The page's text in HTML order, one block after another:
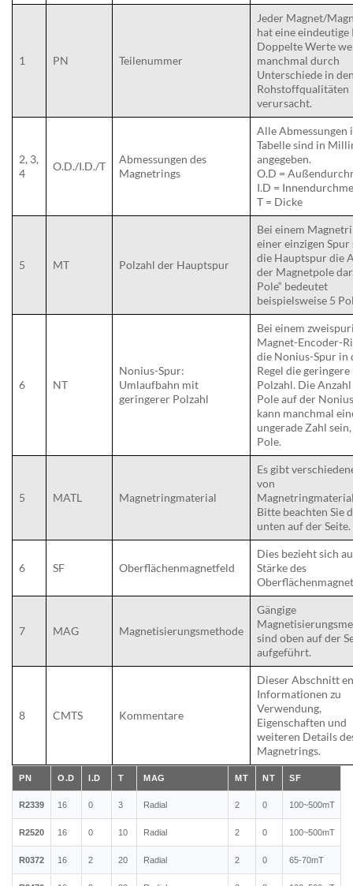
1 PN Teilenummer
Jeder Magnet/
hat eine eindeutige
Doppelte Werte
manchmal durch
Unterschiede in
Rohstoffqualitäten
verursacht.
2, 3,
4
O.D./I.D./T
Abmessungen des
Magnetrings
Alle Abmessungen
Tabelle sind in
angegeben.
O.D =
I.D =
T = Dicke
5 MT Polzahl der Hauptspur
Bei einem
einer einzigen
die Hauptspur die
der Magnetpole
Pole“ bedeutet
beispielsweise 5
6 NT
Nonius-Spur:
Umlaufbahn mit
geringerer Polzahl
Bei einem
Magnet-Encoder-
die Nonius-Spur in
Regel die geringere
Polzahl. Die
Pole auf der
kann manchmal
ungerade Zahl sein,
Pole.
5 MATL Magnetringmaterial
Es gibt
von
Bitte beachten Sie
unten auf der Seite.
6 SF Oberflächenmagnetfeld
Dies bezieht sich
Stärke des
7 MAG Magnetisierungsmethode
Gängige
sind oben auf der
aufgeführt.
8 CMTS Kommentare
Dieser Abschnitt
Informationen zu
Verwendung,
Eigenschaften und
weiteren Details
Magnetrings.
PN O.D I.D T MAG MT NT SF
R2339 16 0 3 Radial 2 0 100~500mT
R2520 16 0 10 Radial 2 0 100~500mT
R0372 16 2 20 Radial 2 0 65-70mT